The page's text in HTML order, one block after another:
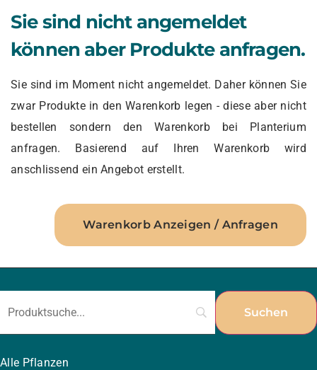
Sie sind nicht angemeldet
können aber Produkte anfragen.
Sie sind im Moment nicht angemeldet. Daher können Sie
zwar Produkte in den Warenkorb legen - diese aber nicht
bestellen sondern den Warenkorb bei Planterium
anfragen. Basierend auf Ihren Warenkorb wird
anschlissend ein Angebot erstellt.
Warenkorb Anzeigen / Anfragen
Alle Pflanzen